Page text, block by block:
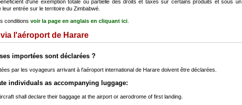
d'une exemption totale ou partielle des droits et taxes sur certains produits et sous un
entrée sur le territoire du Zimbabwé.
conditions voir la page en anglais en cliquant ici.
l'aéroport de Harare
importées sont déclarées ?
par les voyageurs arrivant à l'aéroport international de Harare doivent être déclarées.
individuals as accompanying luggage:
shall declare their baggage at the airport or aerodrome of first landing.